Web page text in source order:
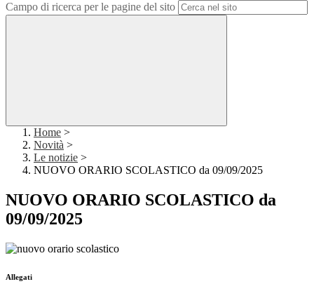
Campo di ricerca per le pagine del sito
Home >
Novità >
Le notizie >
NUOVO ORARIO SCOLASTICO da 09/09/2025
NUOVO ORARIO SCOLASTICO da
09/09/2025
Allegati